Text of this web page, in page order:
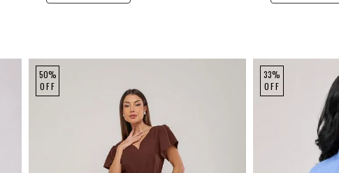
50%
OFF
33%
OFF